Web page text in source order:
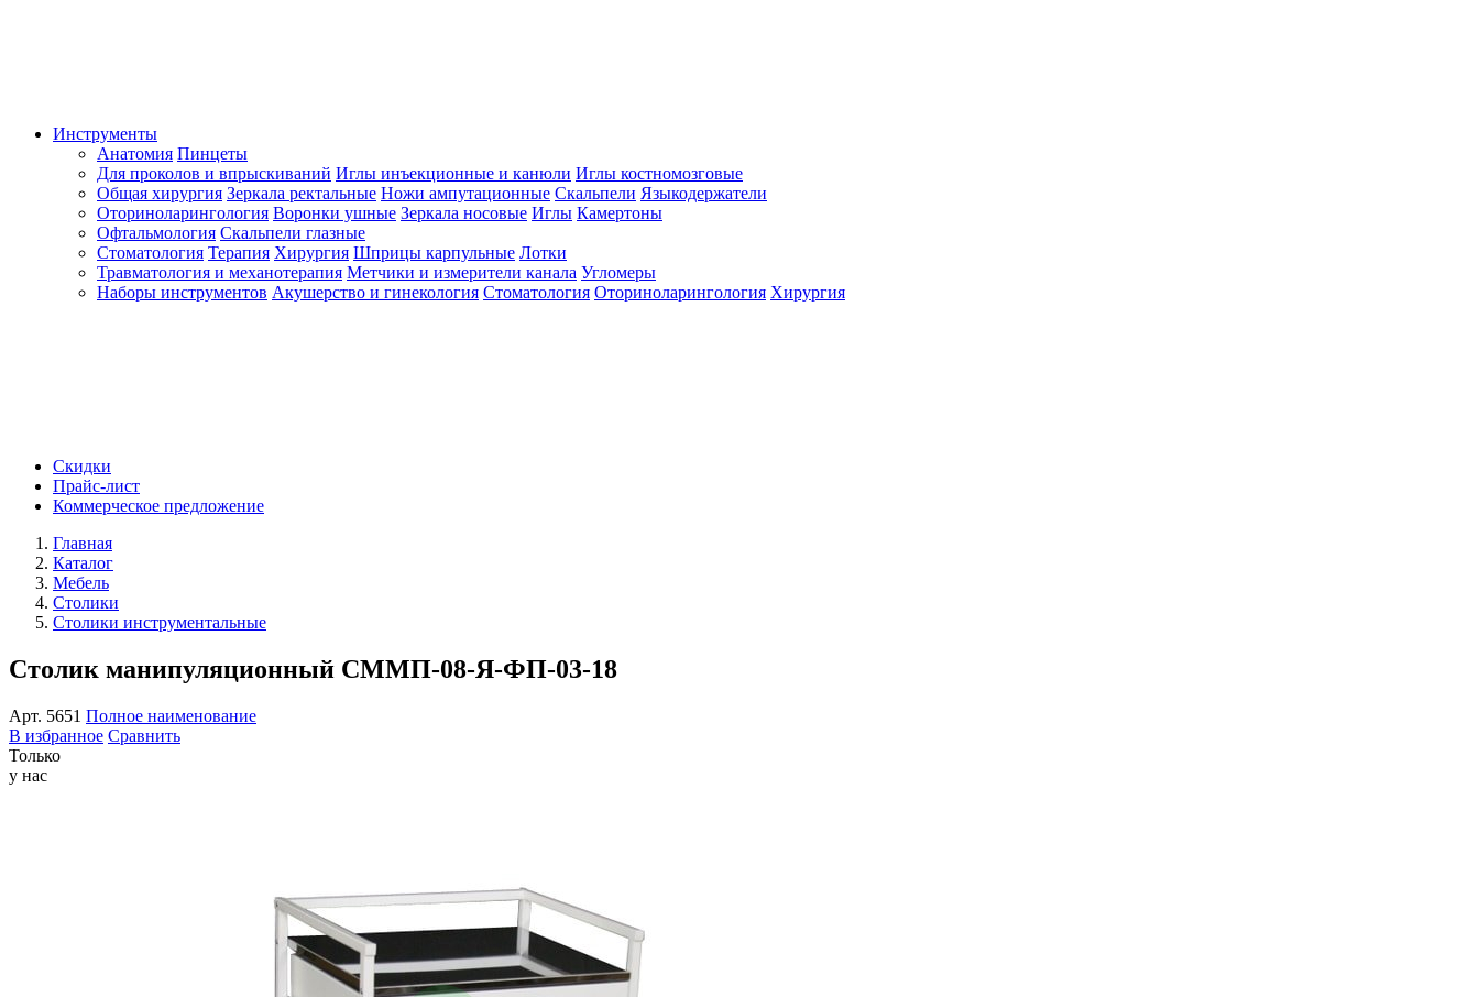
Инструменты
Анатомия Пинцеты
Для проколов и впрыскиваний Иглы инъекционные и канюли Иглы костномозговые
Общая хирургия Зеркала ректальные Ножи ампутационные Скальпели Языкодержатели
Оториноларингология Воронки ушные Зеркала носовые Иглы Камертоны
Офтальмология Скальпели глазные
Стоматология Терапия Хирургия Шприцы карпульные Лотки
Травматология и механотерапия Метчики и измерители канала Угломеры
Наборы инструментов Акушерство и гинекология Стоматология Оториноларингология Хирургия
Скидки
Прайс-лист
Коммерческое предложение
Главная
Каталог
Мебель
Столики
Столики инструментальные
Столик манипуляционный СММП-08-Я-ФП-03-18
Арт. 5651 Полное наименование
В избранное Сравнить
Только
у нас